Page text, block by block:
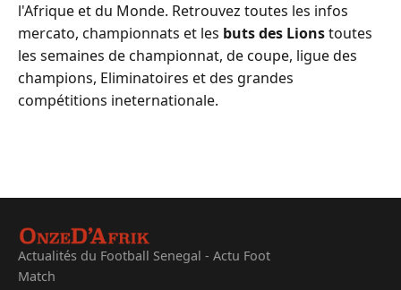
l'Afrique et du Monde. Retrouvez toutes les infos
mercato, championnats et les buts des Lionstoutes
les semaines de championnat, de coupe, ligue des
champions, Eliminatoires et des grandes
compétitions ineternationale.
Actualités du Football Senegal - Actu Foot
Match